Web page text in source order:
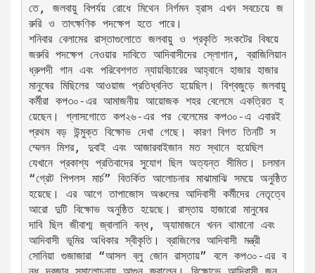
তে, জলবায়ু বিপর্যয় রোধে মিথেন নির্গমন হ্রাস এখন সবচেয়ে জ
রুরি ও তাৎক্ষণিক পদক্ষেপ হতে পারে।
শনিবার বেলামের রাস্তাগুলোতে জলবায়ু ও প্রকৃতি সংকটের বিষয়ে
জরুরি পদক্ষেপ নেওয়ার দাবিতে আদিবাসীদের স্লোগান, ব্রাজিলিয়ান
ধ্রুপদী গান এবং পরিবেশগত ন্যায়বিচারের আহ্বানে হাজার হাজার
মানুষের মিছিলের আওয়াজ প্রতিধ্বনিত হয়েছিল। বিশ্বজুড়ে জলবায়ু
কর্মীরা কপ৩০-এর আমাজনীয় আয়োজক শহর বেলেমে একত্রিত হ
য়েছেন। গ্লাসগোতে কপ২৬-এর পর বেলেমের কপ৩০-এ এবারই
প্রথম বড় উন্মুক্ত বিক্ষোভ দেখা গেছে। কারণ বিগত তিনটি স
ম্মেলন মিশর, দুবাই এবং আজারবাইজান মত স্থানে হয়েছিল
যেখানে প্রকাশ্য প্রতিবাদের সুযোগ ছিল অত্যন্ত সীমিত। চলমান
“গ্রেট পিপলস মার্চ” বিতর্কিত আলোচনার মাঝামাঝি সময়ে অনুষ্ঠিত
হয়েছে। এর আগে তাপাজোস অঞ্চলের আদিবাসী কর্মীদের নেতৃত্বে
আরো দুটি বিক্ষোভ অনুষ্ঠিত হয়েছে। রাস্তায় হাজারো মানুষের
দাবি ছিল জীবাশ্ম জ্বালানি বন্ধ, অ্যামাজনে খনন থামানো এবং
আদিবাসী ভূমির অধিকার স্বীকৃতি। ব্রাজিলের আদিবাসী মন্ত্রী
সোনিয়া গুজাজারা “আসল ব্লু জোন রাস্তায়” বলে কপ৩০-এর ব